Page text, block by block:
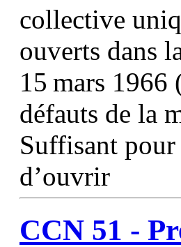
collective
ouverts dans
15 mars 1966
défauts de la
Suffisant
d’ouvrir
CCN 51 -